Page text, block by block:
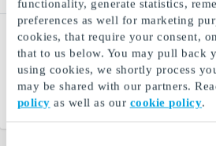
functionality, generate statistics,
preferences as well for marketing
cookies, that require your consent,
that to us below. You may pull back
using cookies, we shortly process
may be shared with our partners.
policy as well as our cookie policy.
Bokkilden.no Gavekort
Norges største
nettbokhandel
Fra 100 kr
En
Fra